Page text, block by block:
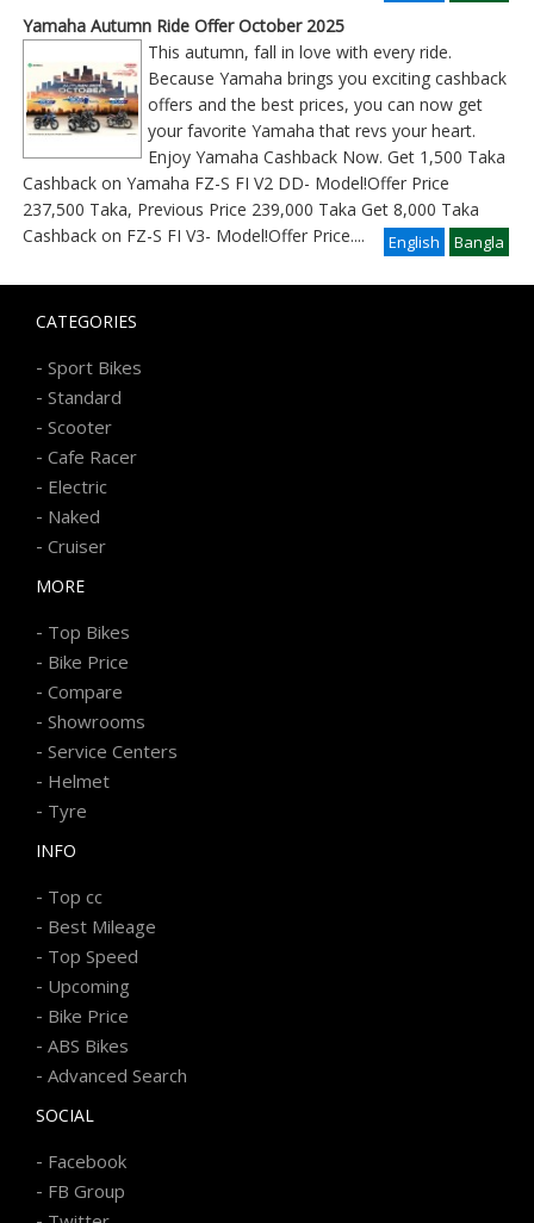
Yamaha Autumn Ride Offer October 2025
This autumn, fall in love with every ride.
Because Yamaha brings you exciting cashback
offers and the best prices, you can now get
your favorite Yamaha that revs your heart.
Enjoy Yamaha Cashback Now. Get 1,500 Taka
Cashback on Yamaha FZ-S FI V2 DD- Model!Offer Price
237,500 Taka, Previous Price 239,000 Taka Get 8,000 Taka
Cashback on FZ-S FI V3- Model!Offer Price
Bangla
.... English
CATEGORIES
- Sport Bikes
- Standard
- Scooter
- Cafe Racer
- Electric
- Naked
- Cruiser
MORE
- Top Bikes
- Bike Price
- Compare
- Showrooms
- Service Centers
- Helmet
- Tyre
INFO
- Top cc
- Best Mileage
- Top Speed
- Upcoming
- Bike Price
- ABS Bikes
- Advanced Search
SOCIAL
- Facebook
- FB Group